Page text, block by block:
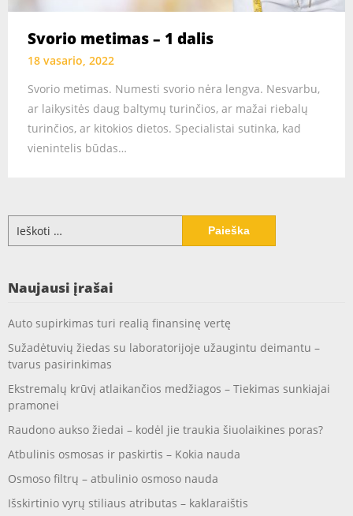
Svorio metimas – 1 dalis
18 vasario, 2022
Svorio metimas. Numesti svorio nėra lengva. Nesvarbu,
ar laikysitės daug baltymų turinčios, ar mažai riebalų
turinčios, ar kitokios dietos. Specialistai sutinka, kad
vienintelis būdas…
Naujausi įrašai
Auto supirkimas turi realią finansinę vertę
Sužadėtuvių žiedas su laboratorijoje užaugintu deimantu –
tvarus pasirinkimas
Ekstremalų krūvį atlaikančios medžiagos – Tiekimas sunkiajai
pramonei
Raudono aukso žiedai – kodėl jie traukia šiuolaikines poras?
Atbulinis osmosas ir paskirtis – Kokia nauda
Osmoso filtrų – atbulinio osmoso nauda
Išskirtinio vyrų stiliaus atributas – kaklaraištis